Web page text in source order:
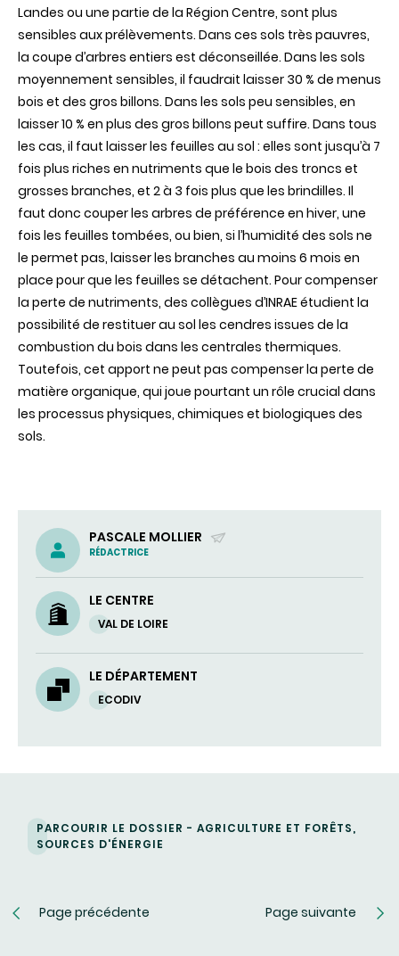
Landes ou une partie de la Région Centre, sont plus
sensibles aux prélèvements. Dans ces sols très pauvres,
la coupe d’arbres entiers est déconseillée. Dans les sols
moyennement sensibles, il faudrait laisser 30 % de menus
bois et des gros billons. Dans les sols peu sensibles, en
laisser 10 % en plus des gros billons peut suffire. Dans tous
les cas, il faut laisser les feuilles au sol : elles sont jusqu’à 7
fois plus riches en nutriments que le bois des troncs et
grosses branches, et 2 à 3 fois plus que les brindilles. Il
faut donc couper les arbres de préférence en hiver, une
fois les feuilles tombées, ou bien, si l’humidité des sols ne
le permet pas, laisser les branches au moins 6 mois en
place pour que les feuilles se détachent. Pour compenser
la perte de nutriments, des collègues d’INRAE étudient la
possibilité de restituer au sol les cendres issues de la
combustion du bois dans les centrales thermiques.
Toutefois, cet apport ne peut pas compenser la perte de
matière organique, qui joue pourtant un rôle crucial dans
les processus physiques, chimiques et biologiques des
sols.
PASCALE MOLLIER
(ENVOYER
UN
COURRIEL)
RÉDACTRICE
LE CENTRE
VAL DE LOIRE
LE DÉPARTEMENT
ECODIV
PARCOURIR LE DOSSIER - AGRICULTURE ET FORÊTS,
SOURCES D'ÉNERGIE
Page précédente Page suivante